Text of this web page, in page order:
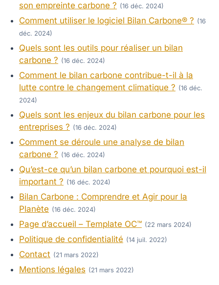
son empreinte carbone ? (16 déc. 2024)
Comment utiliser le logiciel Bilan Carbone® ? (16
déc. 2024)
Quels sont les outils pour réaliser un bilan
carbone ? (16 déc. 2024)
Comment le bilan carbone contribue-t-il à la
lutte contre le changement climatique ? (16 déc.
2024)
Quels sont les enjeux du bilan carbone pour les
entreprises ? (16 déc. 2024)
Comment se déroule une analyse de bilan
carbone ? (16 déc. 2024)
Qu’est-ce qu’un bilan carbone et pourquoi est-il
important ? (16 déc. 2024)
Bilan Carbone : Comprendre et Agir pour la
Planète (16 déc. 2024)
Page d’accueil – Template OC™ (22 mars 2024)
Politique de confidentialité (14 juil. 2022)
Contact (21 mars 2022)
Mentions légales (21 mars 2022)